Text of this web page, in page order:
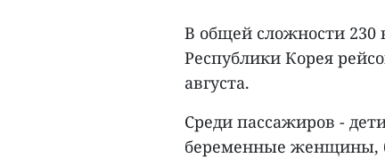
В общей сложности
Республики Корея
августа.
Среди пассажиров -
беременные женщины,